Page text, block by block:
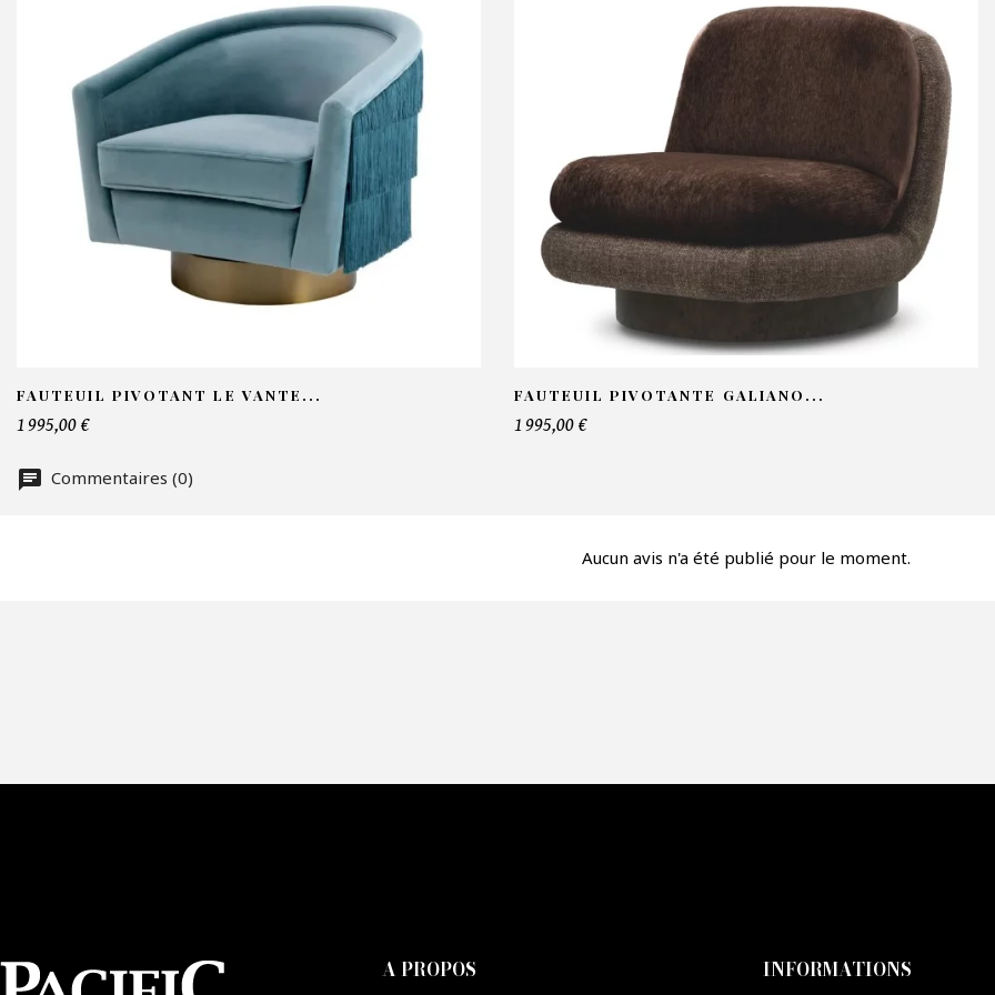
Fauteuils Marina In - Rugiano
VOS INFORMATIONS :
FAUTEUIL PIVOTANT LE VANTE...
1 995,00 €
FAUTEUIL PIVOTANTE GALIANO...
1 995,00 €
Commentaires (0)
Aucun avis n'a été publié pour le moment.
A PROPOS INFORMATIONS